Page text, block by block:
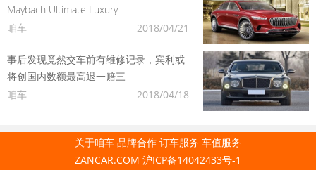
Maybach Ultimate Luxury
咱车
2018/04/21
事后发现竟然交车前有维修记录，宾利或
将创国内数额最高退一赔三
咱车
2018/04/18
关于咱车 品牌合作 订车服务 车值服务
ZANCAR.COM 沪ICP备14042433号-1